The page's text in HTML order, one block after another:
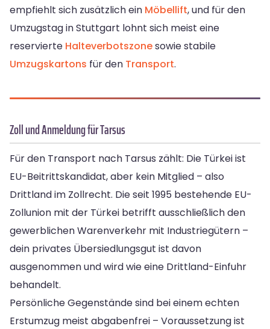
empfiehlt sich zusätzlich ein Möbellift, und für den
Umzugstag in Stuttgart lohnt sich meist eine
reservierte Halteverbotszonesowie stabile
Umzugskartons für den Transport.
Zoll und Anmeldung für Tarsus
Für den Transport nach Tarsus zählt: Die Türkei ist
EU-Beitrittskandidat, aber kein Mitglied – also
Drittland im Zollrecht. Die seit 1995 bestehende EU-
Zollunion mit der Türkei betrifft ausschließlich den
gewerblichen Warenverkehr mit Industriegütern –
dein privates Übersiedlungsgut ist davon
ausgenommen und wird wie eine Drittland-Einfuhr
behandelt.
Persönliche Gegenstände sind bei einem echten
Erstumzug meist abgabenfrei – Voraussetzung ist